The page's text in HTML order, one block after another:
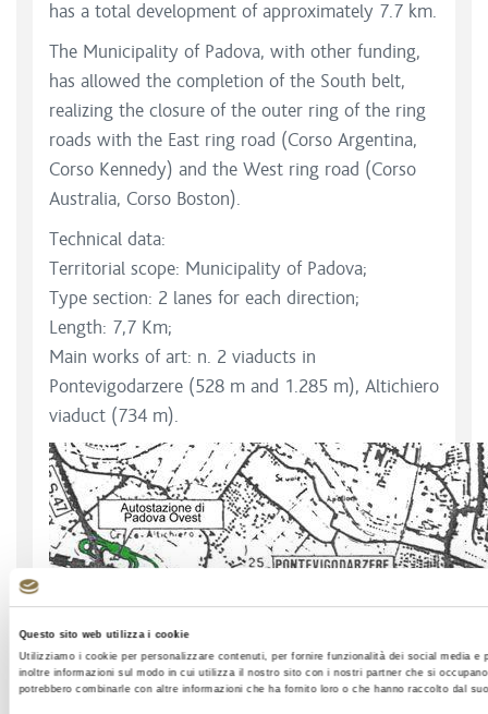
Questo sito web utilizza i cookie
Utilizziamo i cookie per personalizzare contenuti, per fornire funzionalità dei social media
inoltre informazioni sul modo in cui utilizza il nostro sito con i nostri partner che si
potrebbero combinarle con altre informazioni che ha fornito loro o che hanno raccolto dal
has a total development of approximately 7.7 km.
The Municipality of Padova, with other funding,
has allowed the completion of the South belt,
realizing the closure of the outer ring of the ring
roads with the East ring road (Corso Argentina,
Corso Kennedy) and the West ring road (Corso
Australia, Corso Boston).
Technical data:
Territorial scope: Municipality of Padova;
Type section: 2 lanes for each direction;
Length: 7,7 Km;
Main works of art: n. 2 viaducts in
Pontevigodarzere (528 m and 1.285 m), Altichiero
viaduct (734 m).